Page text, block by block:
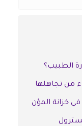
الطبيب؟
خزانة المؤن